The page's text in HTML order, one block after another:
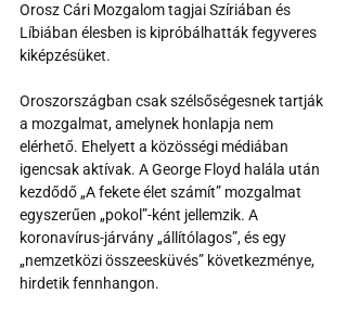
Orosz Cári Mozgalom tagjai Szíriában és
Líbiában élesben is kipróbálhatták fegyveres
kiképzésüket.
Oroszországban csak szélsőségesnek tartják
a mozgalmat, amelynek honlapja nem
elérhető. Ehelyett a közösségi médiában
igencsak aktívak. A George Floyd halála után
kezdődő „A fekete élet számít” mozgalmat
egyszerűen „pokol”-ként jellemzik. A
koronavírus-járvány „állítólagos”, és egy
„nemzetközi összeesküvés” következménye,
hirdetik fennhangon.